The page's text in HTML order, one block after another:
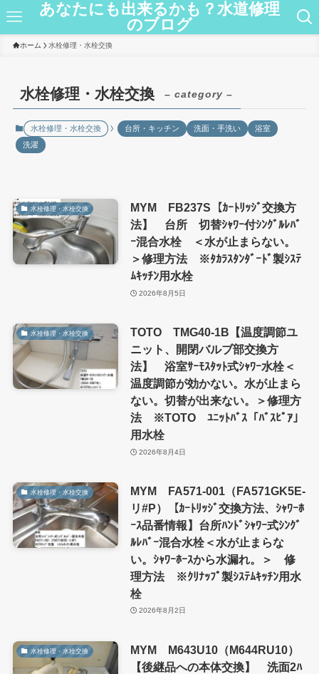
あなたにも出来るかも？水道修理
のブログ
ホーム 水栓修理・水栓交換
水栓修理・水栓交換 – category –
水栓修理・水栓交換 台所・キッチン 洗面・手洗い
浴室
洗濯
水栓修理・水栓交換
MYM FB237S【ｶｰﾄﾘｯｼﾞ交換方
法】 台所 切替ｼｬﾜｰ付ｼﾝｸﾞﾙﾚﾊﾞ
ｰ混合水栓 ＜水が止まらない。
＞修理方法 ※ﾀｶﾗｽﾀﾝﾀﾞｰﾄﾞ製ｼｽﾃ
ﾑｷｯﾁﾝ用水栓
2026年8月5日
水栓修理・水栓交換
TOTO TMG40-1B【温度調節ユ
ニット、開閉バルブ部交換方
法】 浴室ｻｰﾓｽﾀｯﾄ式ｼｬﾜｰ水栓＜
温度調節が効かない。水が止まら
ない。切替が出来ない。＞修理方
法 ※TOTO ﾕﾆｯﾄﾊﾞｽ「ﾊﾞｽﾋﾟｱ」
用水栓
2026年8月4日
水栓修理・水栓交換
MYM FA571-001（FA571GK5E-
リ#P）【ｶｰﾄﾘｯｼﾞ交換方法、ｼｬﾜｰﾎ
ｰｽ品番情報】台所ﾊﾝﾄﾞｼｬﾜｰ式ｼﾝｸﾞ
ﾙﾚﾊﾞｰ混合水栓＜水が止まらな
い。ｼｬﾜｰﾎｰｽから水漏れ。＞ 修
理方法 ※ｸﾘﾅｯﾌﾟ製ｼｽﾃﾑｷｯﾁﾝ用水
栓
2026年8月2日
水栓修理・水栓交換
MYM M643U10（M644RU10）
【後継品への本体交換】 洗面2ﾊ